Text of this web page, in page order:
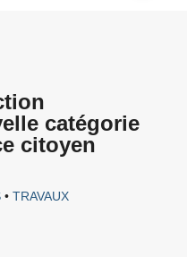
catégorie
citoyen
• TRAVAUX